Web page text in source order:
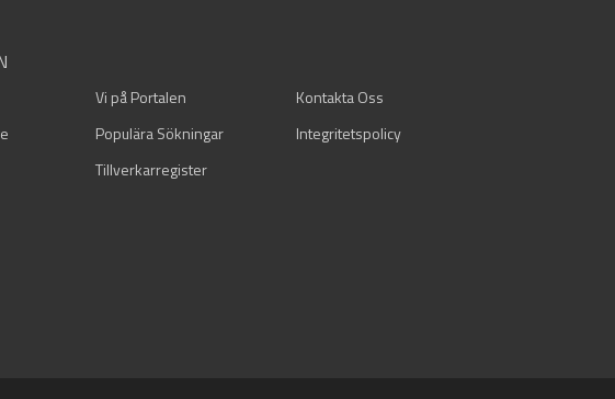
Vi på Portalen
Kontakta Oss
Populära Sökningar
Integritetspolicy
Tillverkarregister